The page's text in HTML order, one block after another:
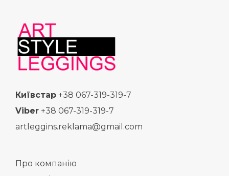
Київстар +38 067-319-319-7
Viber +38 067-319-319-7
artleggins.reklama@gmail.com
Про компанію